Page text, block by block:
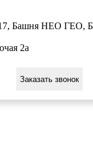
17, Башня НЕО ГЕО,
2а
Заказать звонок